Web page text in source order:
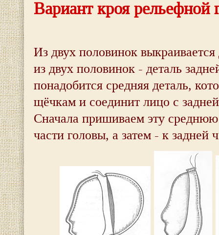
Вариант кроя рельефной
Из двух половинок
из двух половинок - деталь
понадобится средняя деталь,
щёчкам и соединит лицо с
Сначала пришиваем эту
части головы, а затем - к задней